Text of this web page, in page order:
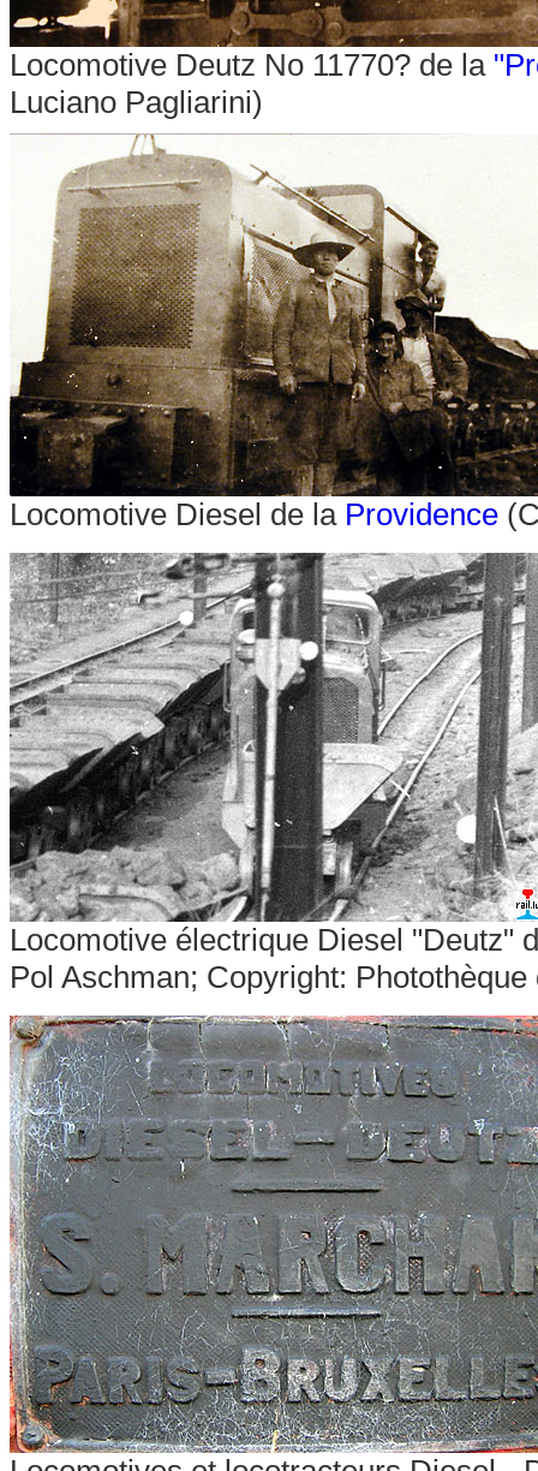
Locomotive Deutz No 11770? de la
Luciano Pagliarini)
Locomotive Diesel de la Providence
Locomotive électrique Diesel "Deutz"
Pol Aschman; Copyright: